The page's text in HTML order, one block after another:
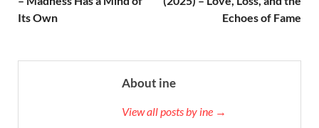
Its Own
Echoes of Fame
About ine
View all posts by ine →